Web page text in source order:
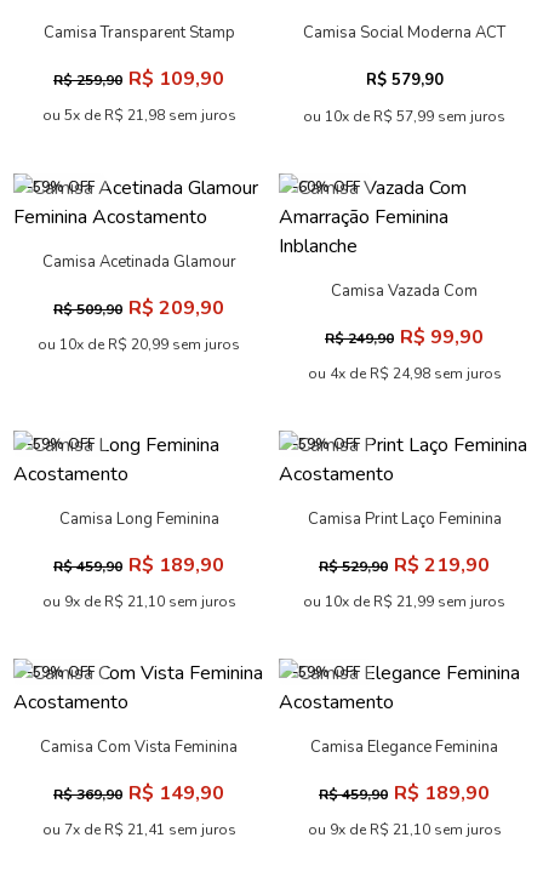
Camisa Transparent Stamp
R$ 259,90 R$ 109,90
ou 5x de R$ 21,98 sem juros
Camisa Social Moderna ACT
R$ 579,90
ou 10x de R$ 57,99 sem juros
-59% OFF
Camisa Acetinada Glamour
R$ 509,90 R$ 209,90
ou 10x de R$ 20,99 sem juros
-60% OFF
Camisa Vazada Com
Inblanche
R$ 249,90 R$ 99,90
ou 4x de R$ 24,98 sem juros
-59% OFF
Camisa Long Feminina
R$ 459,90 R$ 189,90
ou 9x de R$ 21,10 sem juros
-59% OFF
Camisa Print Laço Feminina
R$ 529,90 R$ 219,90
ou 10x de R$ 21,99 sem juros
-59% OFF
Camisa Com Vista Feminina
R$ 369,90 R$ 149,90
ou 7x de R$ 21,41 sem juros
-59% OFF
Camisa Elegance Feminina
R$ 459,90 R$ 189,90
ou 9x de R$ 21,10 sem juros